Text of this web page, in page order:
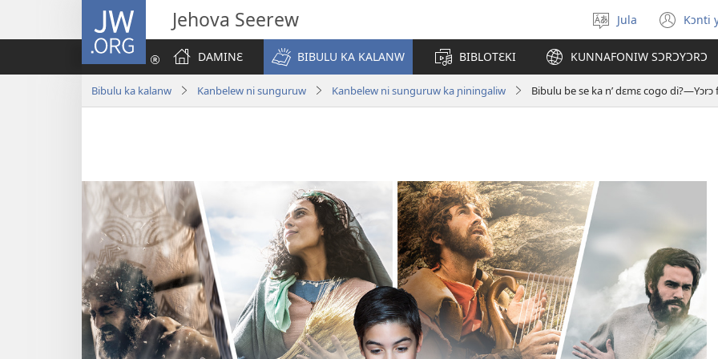
JW.ORG Jehova Seerew
Kaan
dɔ
sugandi
Jula Kɔnti
une
DAMINƐ
BIBULU KA KALANW BIBLOTƐKI KUNNAFONIW SƆRƆYƆRƆ
Bibulu ka kalanw Kanbelew ni sunguruw Kanbelew ni sunguruw ka ɲiningaliw Bibulu be se ka n’ dɛmɛ cogo di?—Yɔrɔ